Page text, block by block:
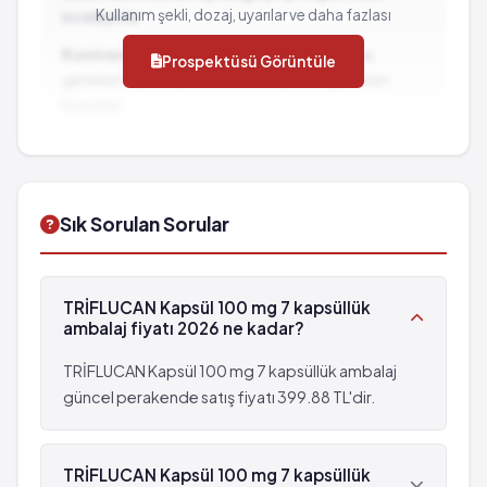
Tat bozukluğu
Kalp ritminde değişiklik
Beyaz kan hücrelerinde azalma
Kanda yüksek kolesterol
inceleyiniz.
Kontrendikasyonlar:İlacın kullanılmaması
gereken durumlar ve dikkat edilmesi gereken
Kullanım şekli, dozaj, uyarılar ve daha fazlası
Prospektüsü Görüntüle
Sık Sorulan Sorular
TRİFLUCAN Kapsül 100 mg 7 kapsüllük
ambalaj fiyatı 2026 ne kadar?
TRİFLUCAN Kapsül 100 mg 7 kapsüllük ambalaj
güncel perakende satış fiyatı 399.88 TL'dir.
TRİFLUCAN Kapsül 100 mg 7 kapsüllük